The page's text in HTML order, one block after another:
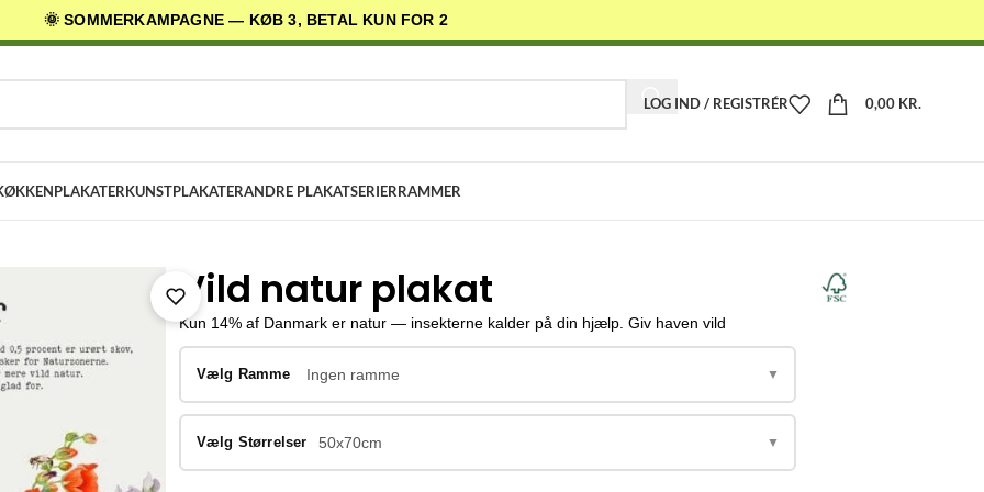
🌞 SOMMERKAMPAGNE — KØB 3, BETAL KUN FOR 2
LEVERING ✓ 30 DAGES RETURRET ★ 4,5/5 PÅ TRUSTPILOT
LOG IND / REGISTRÉR 0,00 KR.
KUNSTPLAKATERANDRE PLAKATSERIERRAMMER
Vild natur plakat
Kun 14% af Danmark er natur — insekterne kalder på din hjælp. Giv haven vild
Vælg Ramme Ingen ramme ▼
Vælg Størrelser 50x70cm ▼